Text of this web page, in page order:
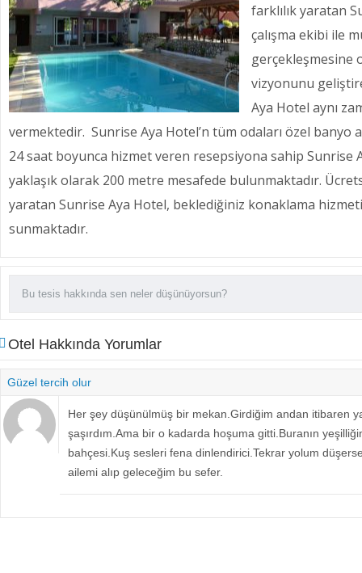
farklılık yaratan
çalışma ekibi ile
gerçekleşmesine
vizyonunu
Aya Hotel aynı
vermektedir. Sunrise Aya Hotel’n tüm odaları özel banyo
24 saat boyunca hizmet veren resepsiyona sahip Sunrise
yaklaşık olarak 200 metre mesafede bulunmaktadır.
yaratan Sunrise Aya Hotel, beklediğiniz konaklama
sunmaktadır.
Otel Hakkında Yorumlar
Güzel tercih olur
Her şey düşünülmüş bir mekan.Girdiğim andan itibaren
şaşırdım.Ama bir o kadarda hoşuma gitti.Buranın
bahçesi.Kuş sesleri fena dinlendirici.Tekrar yolum
ailemi alıp geleceğim bu sefer.